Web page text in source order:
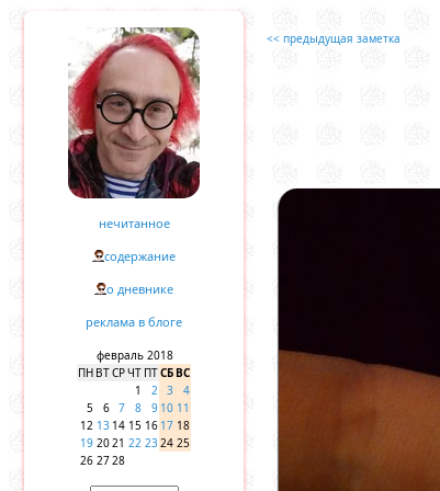
нечитанное
содержание
о дневнике
реклама в блоге
февраль 2018
ПН ВТСРЧТ ПТСБВС
1
2 3
4
5
6 7 8 9 10 11
12 13 14 15 16 17 18
19 2021 22 2324 25
26 2728
<< предыдущая заметка